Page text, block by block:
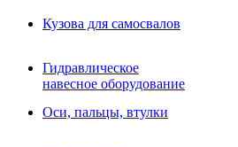
Гидравлическое навесное
оборудование
Гидробуры и шнеки
Вибротрамбовки
Навесные дорожные фрезы
Кузова для самосвалов
Гидравлическое
навесное оборудование
Оси, пальцы, втулки